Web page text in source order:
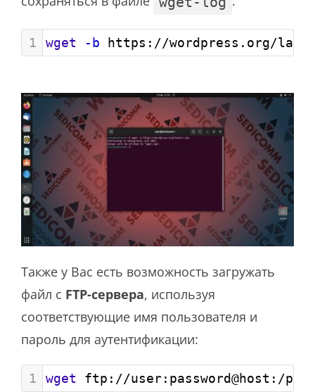
1 wget -b https://wordpress.org/
Также у Вас есть возможность загружать
файл с FTP-сервера, используя
соответствующие имя пользователя и
пароль для аутентификации:
1 wget ftp://user:password@host:/